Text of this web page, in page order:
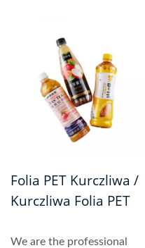
Folia PET Kurczliwa /
Kurczliwa Folia PET
We are the professional